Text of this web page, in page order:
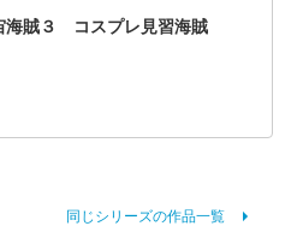
海賊３ コスプレ見習海賊
同じシリーズの作品一覧